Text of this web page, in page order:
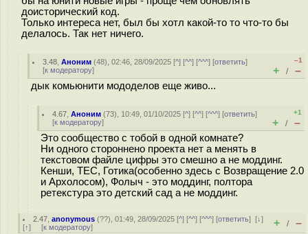
доисторический код.
Только интереса нет, был бы хотл какой-то то что-то бы
делалось. Так нет ничего.
3.48 ,Аноним (48), 02:46, 28/09/2025 [^] [^^] [^^^] [ответить]
[к модератору]
–1
+ / –
дык комьюнити мододелов еще живо...
4.67 ,Аноним (73), 10:49, 01/10/2025 [^] [^^] [^^^] [ответить]
[к модератору]
+1
+ / –
Это сообщество с тобой в одной комнате?
Ни одного стороннено проекта нет а менять в
текстовом файле цифры это смешно а не моддинг.
Кенши, ТЕС, Готика(особенно здесь с Возвращение 2.0
и Архолосом), Фолыч - это моддинг, полтора
ретекстура это детский сад а не моддинг.
2.47 ,anonymous (??), 01:49, 28/09/2025 [^] [^^] [^^^] [ответить][↓]
[↑] [к модератору] + / –